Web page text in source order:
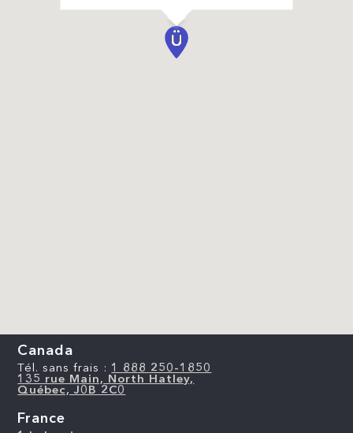
Canada
Tél. sans frais : 1 888 250-1850
135 rue Main, North Hatley,
Québec, J0B 2C0
France